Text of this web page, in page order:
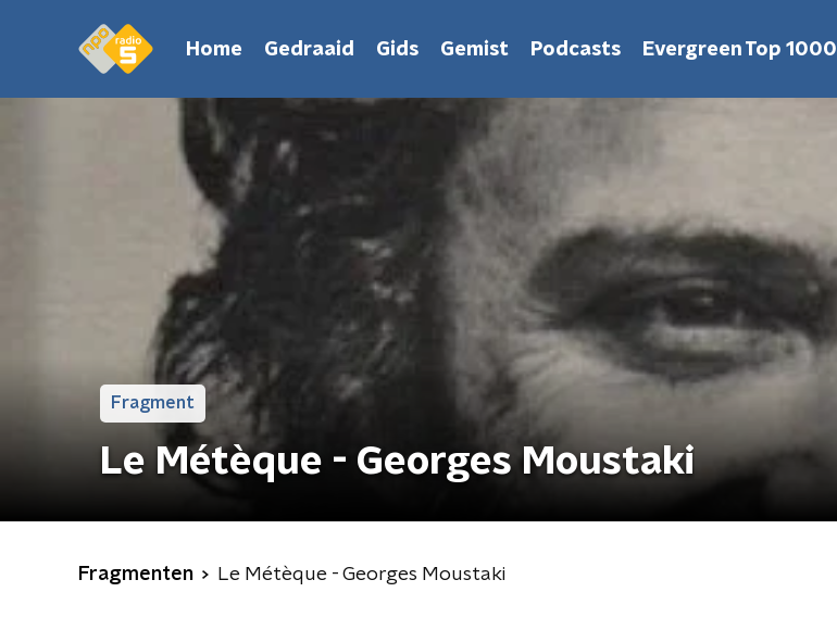
Home Gedraaid Gids Gemist Podcasts Evergreen Top 1000
Fragment
Le Métèque - Georges Moustaki
Fragmenten Le Métèque - Georges Moustaki